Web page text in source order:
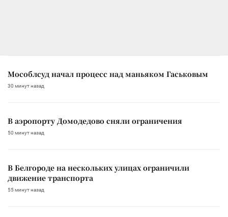
Мособлсуд начал процесс над маньяком Гаськовым
30 минут назад
В аэропорту Домодедово сняли ограничения
50 минут назад
В Белгороде на нескольких улицах ограничили
движение транспорта
55 минут назад